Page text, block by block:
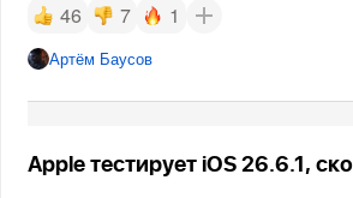
46 7 1
Артём Баусов
Apple тестирует iOS 26.6.1,